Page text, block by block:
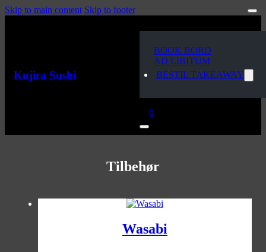
Skip to main content Skip to footer
Kujira Sushi
BOOK BORD
AD LIBITUM
BESTIL TAKEAWAY
0
Tilbehør
Wasabi